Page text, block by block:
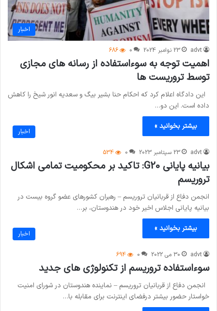
اخبار
advt 23 نوامبر 2024 0
686
اهمیت توجه به سوءاستفاده از رسانه های مجازی
توسط تروریست ها
این دادگاه اعلام کرد که احکام حنا بشیر بیگ و سعدیه انور شیخ را کاهش
داده است. این دو…
بیشتر بخوانید »
اخبار
advt 23 سپتامبر 2023 0
534
بیانیه پایانی G20: تاکید بر محکومیت تمامی اشکال
تروریسم
انجمن دفاع از قربانیان تروریسم – رهبران کشورهای عضو گروه بیست در
بیانیه پایانی اجلاس اخیر خود در هندوستان، بر…
بیشتر بخوانید »
اخبار
advt 30 می 2022 0
694
سوءاستفاده تروریسم از تکنولوژی های جدید
انجمن دفاع از قربانیان تروریسم – نماینده هندوستان در شورای امنیت
خواستار حضور بیشتر درفضای اینترنت برای مقابله با…